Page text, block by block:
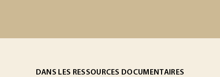
DANS LES RESSOURCES DOCUMENTAIRES